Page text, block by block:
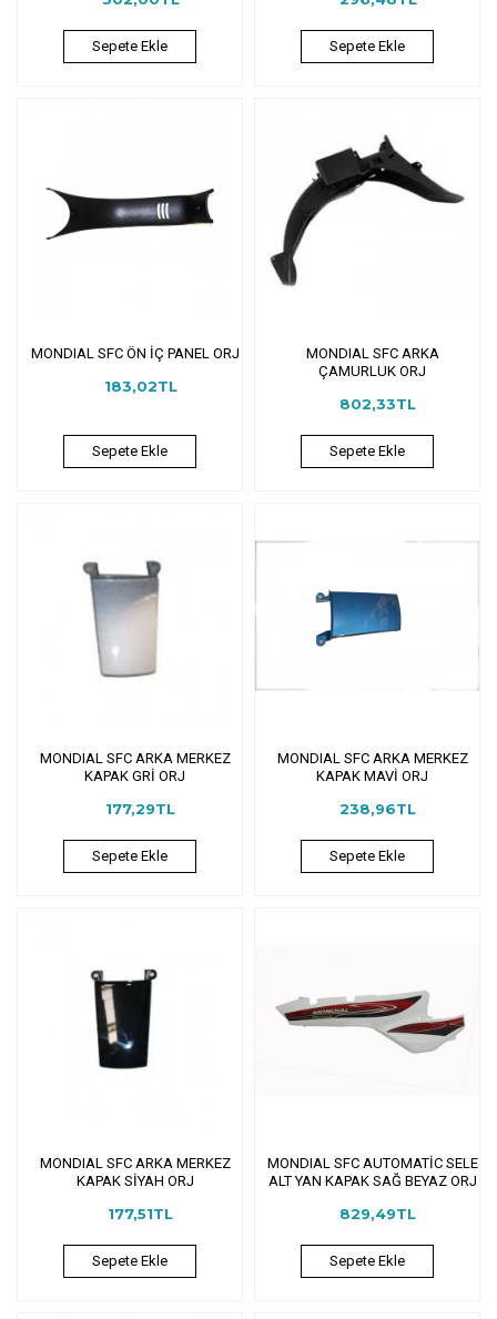
Sepete Ekle Sepete Ekle
MONDIAL SFC ÖN İÇ PANEL ORJ
183,02TL
Sepete Ekle
MONDIAL SFC ARKA
ÇAMURLUK ORJ
802,33TL
Sepete Ekle
MONDIAL SFC ARKA MERKEZ
KAPAK GRİ ORJ
177,29TL
Sepete Ekle
MONDIAL SFC ARKA MERKEZ
KAPAK MAVİ ORJ
238,96TL
Sepete Ekle
MONDIAL SFC ARKA MERKEZ
KAPAK SİYAH ORJ
177,51TL
Sepete Ekle
MONDIAL SFC AUTOMATİC SELE
ALT YAN KAPAK SAĞ BEYAZ ORJ
829,49TL
Sepete Ekle